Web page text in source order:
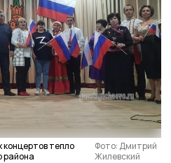
концертов тепло
района
Фото: Дмитрий
Жилевский